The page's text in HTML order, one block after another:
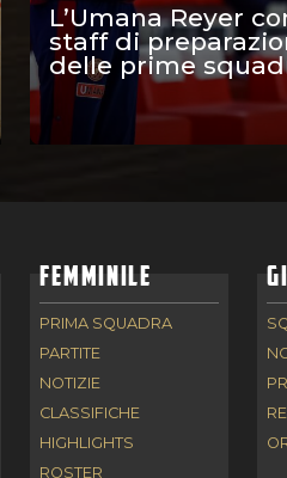
L’Umana Reyer
staff di
delle prime
FEMMINILE
PRIMA SQUADRA
PARTITE
NOTIZIE
CLASSIFICHE
HIGHLIGHTS
ROSTER